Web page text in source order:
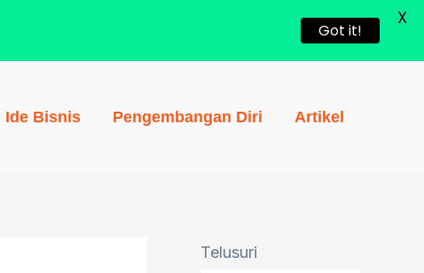
Ide Bisnis Pengembangan Diri Artikel
Telusuri
Got it!
X